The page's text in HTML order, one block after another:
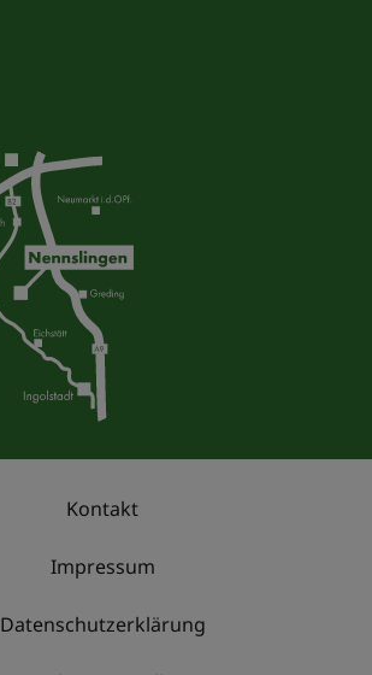
Kontakt
Impressum
Datenschutzerklärung